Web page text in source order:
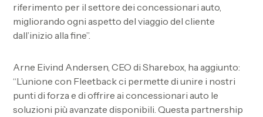
riferimento per il settore dei concessionari auto,
migliorando ogni aspetto del viaggio del cliente
dall’inizio alla fine”.
Arne Eivind Andersen, CEO di Sharebox, ha aggiunto:
“L’unione con Fleetback ci permette di unire i nostri
punti di forza e di offrire ai concessionari auto le
soluzioni più avanzate disponibili. Questa partnership